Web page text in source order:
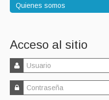
Quienes somos
Acceso al sitio